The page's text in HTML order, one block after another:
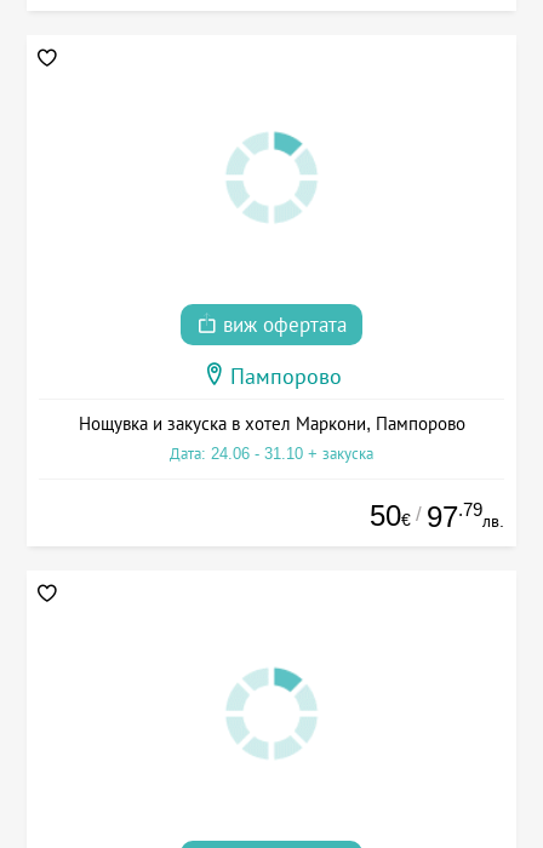
виж офертата
Пампорово
Нощувка и закуска в хотел Маркони, Пампорово
Дата: 24.06 - 31.10 + закуска
50€ / 97.79
лв.